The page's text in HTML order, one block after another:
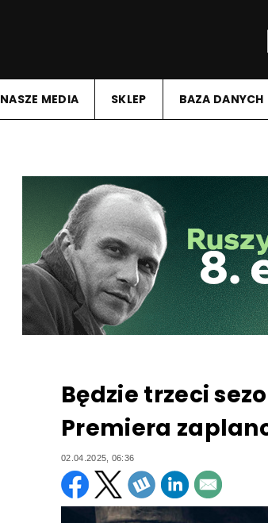
NASZE MEDIA SKLEP BAZA DANYCH
Będzie trzeci
Premiera
02.04.2025, 06:36